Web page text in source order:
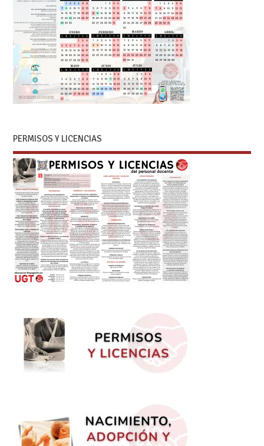
PERMISOS Y LICENCIAS